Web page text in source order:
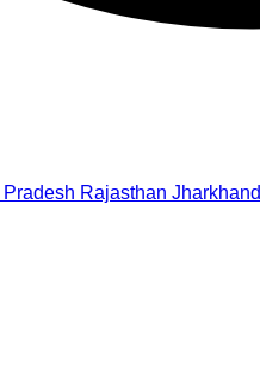
Pradesh Rajasthan Jharkhand